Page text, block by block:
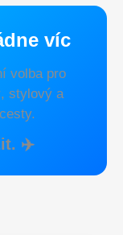
víc
volba pro
stylový a
✈️